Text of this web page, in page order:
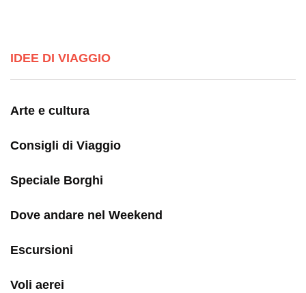
IDEE DI VIAGGIO
Arte e cultura
Consigli di Viaggio
Speciale Borghi
Dove andare nel Weekend
Escursioni
Voli aerei